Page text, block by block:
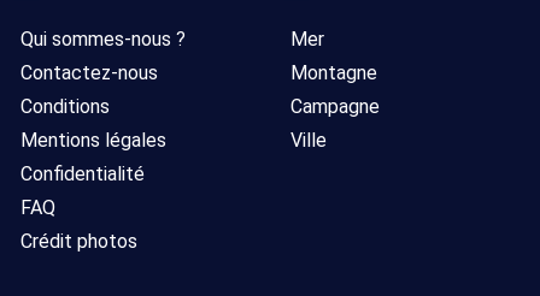
Qui sommes-nous ?
Contactez-nous
Conditions
Mentions légales
Confidentialité
FAQ
Crédit photos
Mer
Montagne
Campagne
Ville